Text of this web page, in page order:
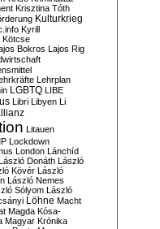
Krisztina Tóth
Kulturkrieg
Kyrill
Kötcse
Bokros Lajos Rig
Lehrplan
LGBTQ LIBE
Libri Libyen Li
Litauen
Lockdown
London Lánchíd
Donáth László
Kövér László
László Nemes
Sólyom László
Löhne Macht
Magda Kósa-
Magyar Krónika